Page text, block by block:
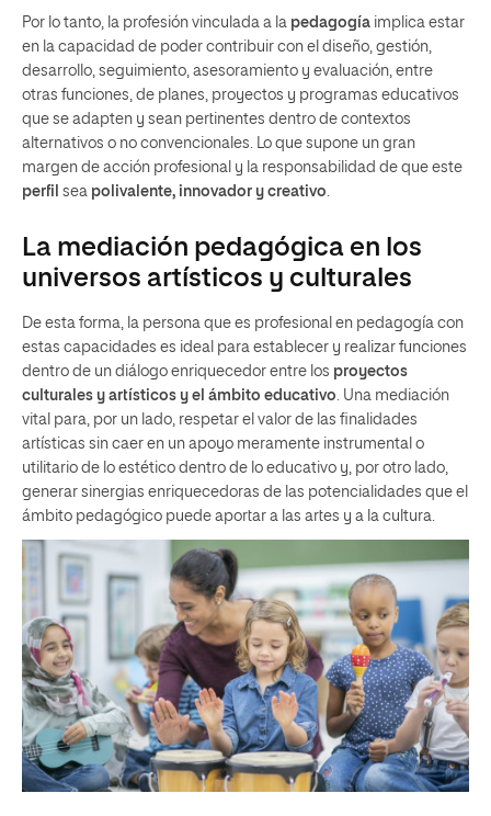
Por lo tanto, la profesión vinculada a la pedagogía implica estar
en la capacidad de poder contribuir con el diseño, gestión,
desarrollo, seguimiento, asesoramiento y evaluación, entre
otras funciones, de planes, proyectos y programas educativos
que se adapten y sean pertinentes dentro de contextos
alternativos o no convencionales. Lo que supone un gran
margen de acción profesional y la responsabilidad de que este
perfil sea polivalente, innovador y creativo.
La mediación pedagógica en los
universos artísticos y culturales
De esta forma, la persona que es profesional en pedagogía con
estas capacidades es ideal para establecer y realizar funciones
dentro de un diálogo enriquecedor entre los proyectos
culturales y artísticos y el ámbito educativo. Una mediación
vital para, por un lado, respetar el valor de las finalidades
artísticas sin caer en un apoyo meramente instrumental o
utilitario de lo estético dentro de lo educativo y, por otro lado,
generar sinergias enriquecedoras de las potencialidades que el
ámbito pedagógico puede aportar a las artes y a la cultura.